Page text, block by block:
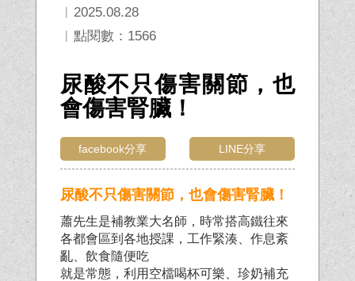
︱2025.08.28
︱點閱數：1566
尿酸不只傷害關節，也
會傷害腎臟！
facebook分享 LINE分享
尿酸不只傷害關節，也會傷害腎臟！
蕭先生是補教業大名師，時常搭高鐵往來
各都會區到各地授課，工作緊湊、作息紊
亂、飲食隨便吃
就是常態，利用空檔喝杯可樂、珍奶補充